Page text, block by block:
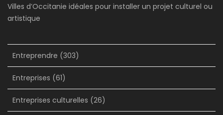
Villes d’Occitanie idéales pour installer un projet culturel ou
artistique
Entreprendre (303)
Entreprises (61)
Entreprises culturelles (26)